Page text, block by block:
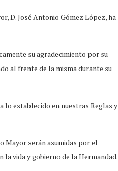
D. José Antonio Gómez López, ha
su agradecimiento por su
al frente de la misma durante su
establecido en nuestras Reglas y
Mayor serán asumidas por el
la vida y gobierno de la Hermandad.